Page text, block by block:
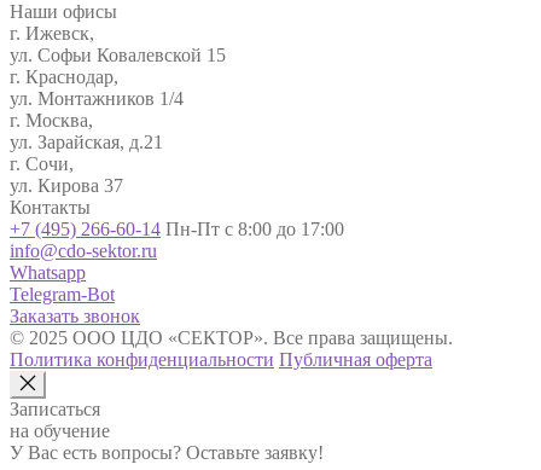
Наши офисы
г. Ижевск,
ул. Софьи Ковалевской 15
г. Краснодар,
ул. Монтажников 1/4
г. Москва,
ул. Зарайская, д.21
г. Сочи,
ул. Кирова 37
Контакты
+7 (495) 266-60-14 Пн-Пт с 8:00 до 17:00
info@cdo-sektor.ru
Whatsapp
Telegram-Bot
Заказать звонок
© 2025 ООО ЦДО «СЕКТОР». Все права защищены.
Политика конфиденциальности Публичная оферта
Записаться
на обучение
У Вас есть вопросы? Оставьте заявку!